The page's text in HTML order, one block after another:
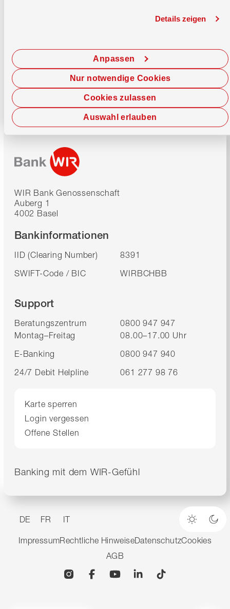
Details zeigen
Cookies zulassen
Anpassen
Auswahl erlauben
Nur notwendige Cookies
Jetzt chatten
WIR Bank Genossenschaft
Auberg 1
4002 Basel
Bankinformationen
IID (Clearing Number)
8391
SWIFT-Code / BIC
WIRBCHBB
Support
Beratungszentrum
0800 947 947
Montag–Freitag
08.00–17.00 Uhr
E-Banking
0800 947 940
24/7 Debit Helpline
061 277 98 76
Karte sperren
Login vergessen
Offene Stellen
Banking mit dem WIR-Gefühl
DE FR IT
Heller
ImpressumRechtliche HinweiseDatenschutzCookies
AGB
InstagramFacebookYouTubeLinkedin